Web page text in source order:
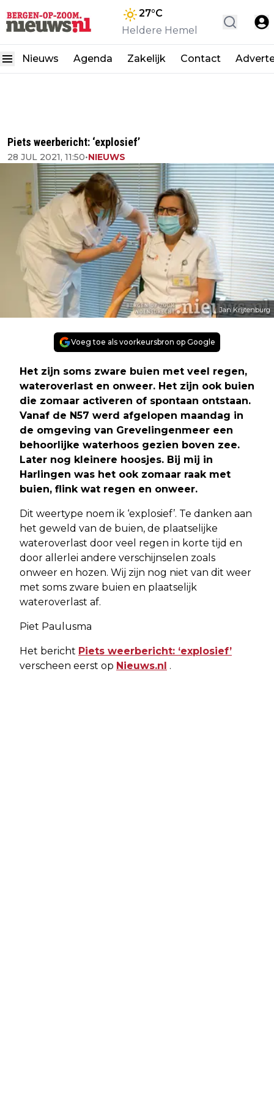
27°C
Heldere Hemel
Nieuws Agenda Zakelijk Contact
Piets weerbericht: ‘explosief’
28 JUL 2021, 11:50•NIEUWS
Jan Krijtenburg
Voeg toe als voorkeursbron op Google
Het zijn soms zware buien met veel regen,
wateroverlast en onweer. Het zijn ook buien
die zomaar activeren of spontaan ontstaan.
Vanaf de N57 werd afgelopen maandag in
de omgeving van Grevelingenmeer een
behoorlijke waterhoos gezien boven zee.
Later nog kleinere hoosjes. Bij mij in
Harlingen was het ook zomaar raak met
buien, flink wat regen en onweer.
Dit weertype noem ik ‘explosief’. Te danken aan
het geweld van de buien, de plaatselijke
wateroverlast door veel regen in korte tijd en
door allerlei andere verschijnselen zoals
onweer en hozen. Wij zijn nog niet van dit weer
met soms zware buien en plaatselijk
wateroverlast af.
Piet Paulusma
Het bericht Piets weerbericht: ‘explosief’
verscheen eerst op Nieuws.nl .